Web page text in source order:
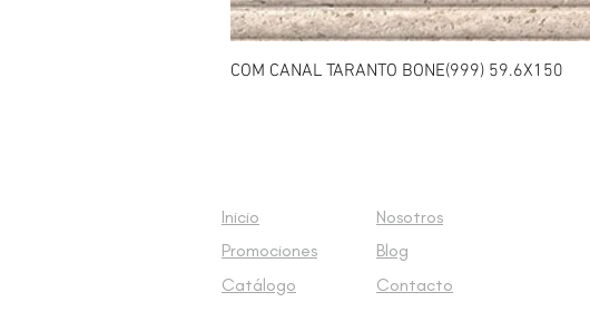
COM CANAL TARANTO BONE(999) 59.6X150
Inicio
Nosotros
Promociones
Blog
Catálogo
Contacto